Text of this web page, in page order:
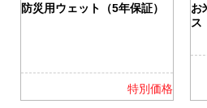
防災用ウェット（5年保証）
特別価格
お
ス